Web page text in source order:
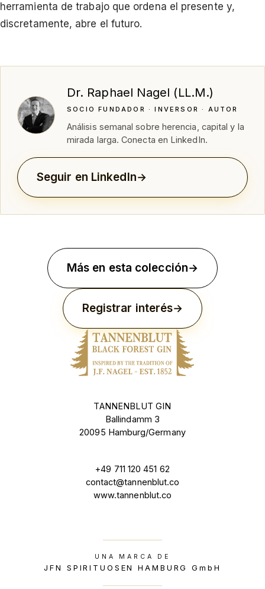
herramienta de trabajo que ordena el presente y,
discretamente, abre el futuro.
Dr. Raphael Nagel (LL.M.)
SOCIO FUNDADOR · INVERSOR · AUTOR
Análisis semanal sobre herencia, capital y la
mirada larga. Conecta en LinkedIn.
Seguir en LinkedIn
Más en esta colección
Registrar interés
TANNENBLUT GIN
Ballindamm 3
20095 Hamburg/Germany
+49 711 120 451 62
contact@tannenblut.co
www.tannenblut.co
UNA MARCA DE
JFN SPIRITUOSEN HAMBURG GmbH